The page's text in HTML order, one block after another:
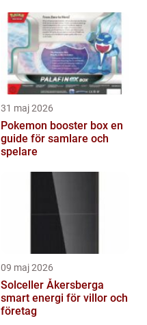
31 maj 2026
Pokemon booster box en
guide för samlare och
spelare
09 maj 2026
Solceller Åkersberga
smart energi för villor och
företag